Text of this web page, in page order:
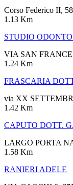
Corso Federico II,
1.13 Km
STUDIO
VIA SAN
1.24 Km
FRASCARIA
via XX
1.42 Km
CAPUTO DOTT.
LARGO PORTA
1.58 Km
RANIERI ADELE